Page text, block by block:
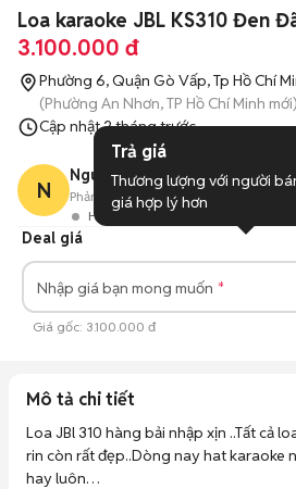
tương tự khác dưới đây nhé!
Loa karaoke JBL KS310 Đen
3.100.000 đ
Phường 6, Quận Gò Vấp, Tp Hồ Chí
(Phường An Nhơn, TP Hồ Chí Minh mới)
Cập nhật2 tháng trước
N
Nguyen nhat hien
Hoạt động 1 ngày trước
Phản hồi: -- 8Đã bán
Deal giá
Nhập giá bạn mong muốn
Giá gốc: 3.100.000 đ
Mô tả chi tiết
Loa JBl 310 hàng bải nhập xịn ..Tất cả
rin còn rất đẹp..Dòng nay hat karaoke
hay luôn…
Trả giá
Thương lượng với người
giá hợp lý hơn